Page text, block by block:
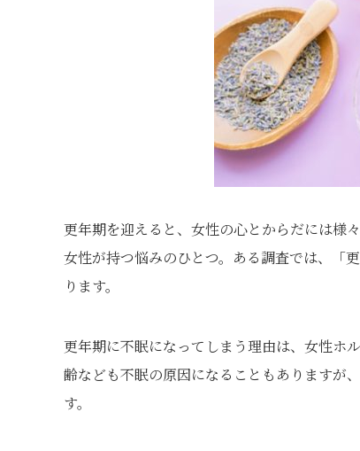
更年期を迎えると、女性の心とからだには様
女性が持つ悩みのひとつ。ある調査では、「
ります。
更年期に不眠になってしまう理由は、女性ホ
齢なども不眠の原因になることもありますが
す。